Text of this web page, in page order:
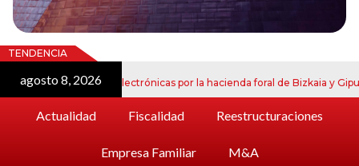
TENDENCIA
agosto 8, 2026
de notificaciones electrónicas por la hacienda foral de Bizkaia y
Actualidad Fiscalidad Reestructuraciones
Empresa Familiar M&A